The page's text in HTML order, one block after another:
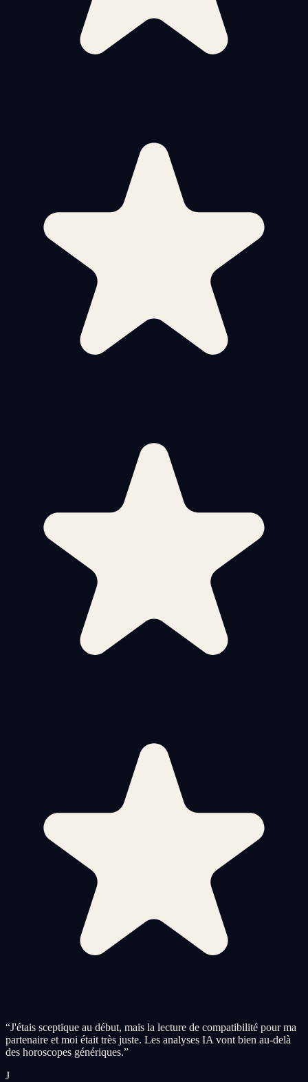
“J'étais sceptique au début, mais la lecture de compatibilité pour ma
partenaire et moi était très juste. Les analyses IA vont bien au-delà
des horoscopes génériques.”
J